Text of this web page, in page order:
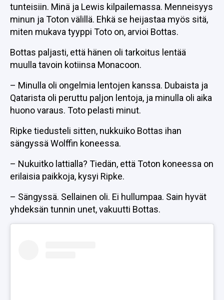
tunteisiin. Minä ja Lewis kilpailemassa. Menneisyys
minun ja Toton välillä. Ehkä se heijastaa myös sitä,
miten mukava tyyppi Toto on, arvioi Bottas.
Bottas paljasti, että hänen oli tarkoitus lentää
muulla tavoin kotiinsa Monacoon.
– Minulla oli ongelmia lentojen kanssa. Dubaista ja
Qatarista oli peruttu paljon lentoja, ja minulla oli aika
huono varaus. Toto pelasti minut.
Ripke tiedusteli sitten, nukkuiko Bottas ihan
sängyssä Wolffin koneessa.
– Nukuitko lattialla? Tiedän, että Toton koneessa on
erilaisia paikkoja, kysyi Ripke.
– Sängyssä. Sellainen oli. Ei hullumpaa. Sain hyvät
yhdeksän tunnin unet, vakuutti Bottas.